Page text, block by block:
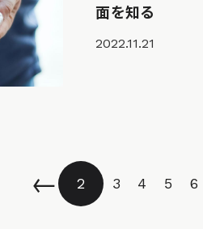
面を知る
2022.11.21
← 2 3 4 5 6